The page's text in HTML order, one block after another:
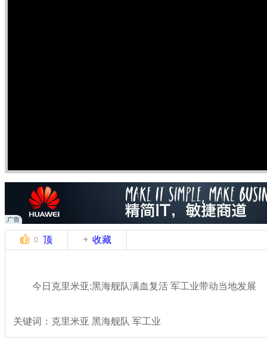
0 顶 收藏
今日克里米亚:黑海舰队满血复活 军工业带动当地发展
关键词：克里米亚 黑海舰队 军工业